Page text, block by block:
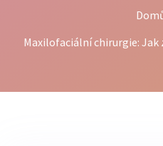
Maxilofaciální chirurgie: